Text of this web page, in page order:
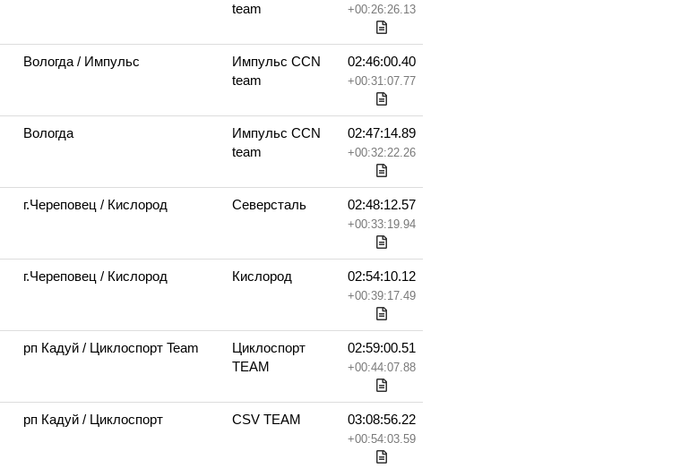
team
+00:26:26.13
Вологда / Импульс
Импульс CCN
team
02:46:00.40
+00:31:07.77
Вологда
Импульс CCN
team
02:47:14.89
+00:32:22.26
г.Череповец / Кислород Северсталь 02:48:12.57
+00:33:19.94
г.Череповец / Кислород Кислород 02:54:10.12
+00:39:17.49
рп Кадуй / Циклоспорт Team
Циклоспорт
TEAM
02:59:00.51
+00:44:07.88
рп Кадуй / Циклоспорт CSV TEAM 03:08:56.22
+00:54:03.59